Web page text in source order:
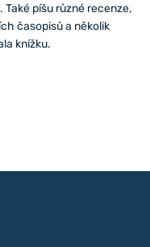
píšu různé recenze,
časopisů a několik
knížku.